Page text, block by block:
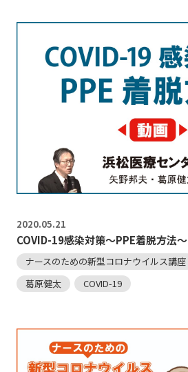
2020.05.21
COVID-19感染対策～PPE着脱方法～
ナースのための新型コロナウイルス講座
葛原健太
COVID-19